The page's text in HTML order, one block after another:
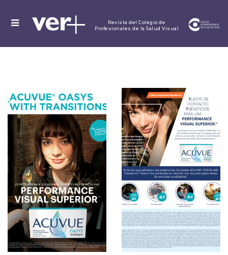
MENU
Revista del Colegio de
Profesionales de la Salud Visual